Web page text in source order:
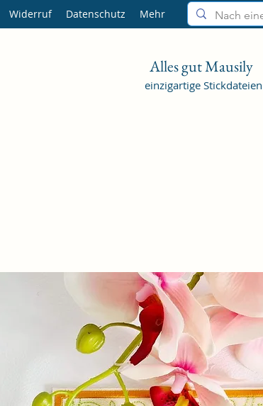
Alles gut Mausily
einzigartige Stickdateien
Widerruf Datenschutz Mehr